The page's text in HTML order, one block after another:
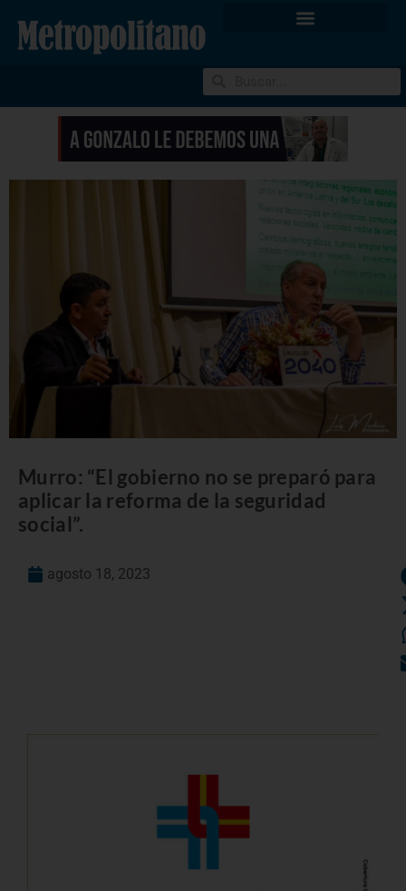
Murro: “El gobierno no se preparó para
aplicar la reforma de la seguridad
social”.
agosto 18, 2023